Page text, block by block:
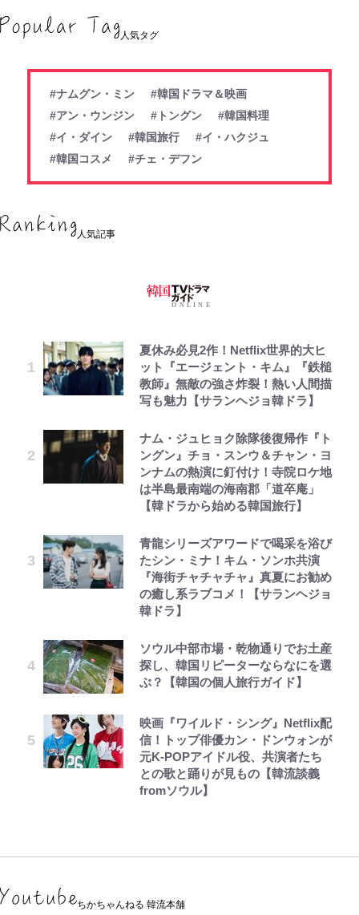
人気タグ
#ナムグン・ミン
#韓国ドラマ＆映画
#アン・ウンジン
#トングン
#韓国料理
#イ・ダイン
#韓国旅行
#イ・ハクジュ
#韓国コスメ
#チェ・デフン
人気記事
夏休み必見2作！Netflix世界的大ヒ
ット『エージェント・キム』『鉄槌
教師』無敵の強さ炸裂！熱い人間描
写も魅力【サランヘジョ韓ドラ】
ナム・ジュヒョク除隊後復帰作『ト
ングン』チョ・スンウ＆チャン・ヨ
ンナムの熱演に釘付け！寺院ロケ地
は半島最南端の海南郡「道卒庵」
【韓ドラから始める韓国旅行】
青龍シリーズアワードで喝采を浴び
たシン・ミナ！キム・ソンホ共演
『海街チャチャチャ』真夏にお勧め
の癒し系ラブコメ！【サランヘジョ
韓ドラ】
ソウル中部市場・乾物通りでお土産
探し、韓国リピーターならなにを選
ぶ？【韓国の個人旅行ガイド】
映画『ワイルド・シング』Netflix配
信！トップ俳優カン・ドンウォンが
元K-POPアイドル役、共演者たち
との歌と踊りが見もの【韓流談義
fromソウル】
ちかちゃんねる 韓流本舗